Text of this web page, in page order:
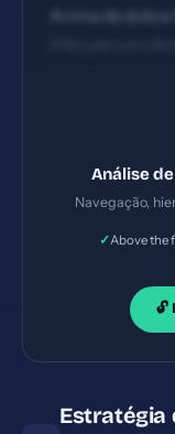
Acima da
destaque
claros e
Análise
Navegação,
✓Above the
🔓
Estratégia